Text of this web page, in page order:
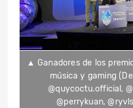
▲ Ganadores de los
música y gaming
@quycoctu.official,
@perrykuan,